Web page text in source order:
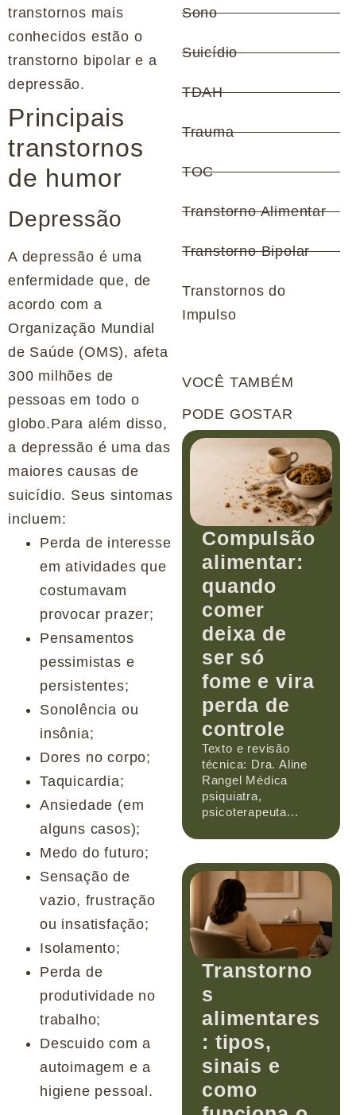
transtornos mais
conhecidos estão o
transtorno bipolar e a
depressão.
Principais
transtornos
de humor
Depressão
A depressão é uma
enfermidade que, de
acordo com a
Organização Mundial
de Saúde (OMS), afeta
300 milhões de
pessoas em todo o
globo.Para além disso,
a depressão é uma das
maiores causas de
suicídio. Seus sintomas
incluem:
Perda de interesse
em atividades que
costumavam
provocar prazer;
Pensamentos
pessimistas e
persistentes;
Sonolência ou
insônia;
Dores no corpo;
Taquicardia;
Ansiedade (em
alguns casos);
Medo do futuro;
Sensação de
vazio, frustração
ou insatisfação;
Isolamento;
Perda de
produtividade no
trabalho;
Descuido com a
autoimagem e a
higiene pessoal.
Sono
Suicídio
TDAH
Trauma
TOC
Transtorno Alimentar
Transtorno Bipolar
Transtornos do
Impulso
VOCÊ TAMBÉM
PODE GOSTAR
Compulsão
alimentar:
quando
comer
deixa de
ser só
fome e vira
perda de
controle
Texto e revisão
técnica: Dra. Aline
Rangel Médica
psiquiatra,
psicoterapeuta...
Transtorno
s
alimentares
: tipos,
sinais e
como